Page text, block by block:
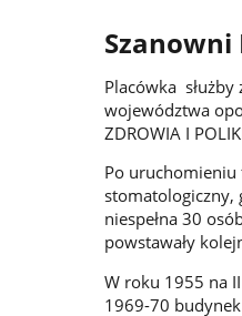
Szanowni
Placówka
województwa
ZDROWIA I
Po
stomatologiczny,
niespełna 30
powstawały
W roku 1955 na
1969-70